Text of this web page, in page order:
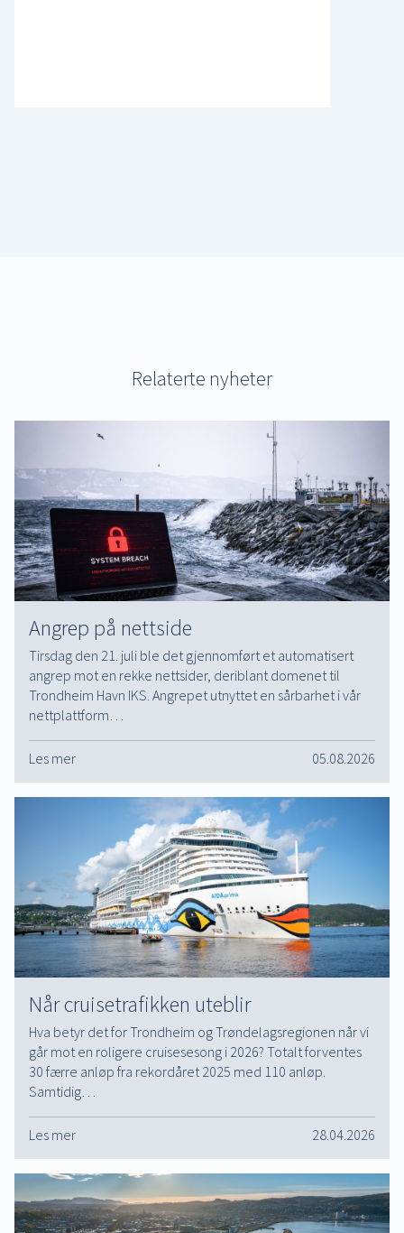
Relaterte nyheter
Angrep på nettside
Tirsdag den 21. juli ble det gjennomført et automatisert
angrep mot en rekke nettsider, deriblant domenet til
Trondheim Havn IKS. Angrepet utnyttet en sårbarhet i vår
nettplattform…
Les mer 05.08.2026
Når cruisetrafikken uteblir
Hva betyr det for Trondheim og Trøndelagsregionen når vi
går mot en roligere cruisesesong i 2026? Totalt forventes
30 færre anløp fra rekordåret 2025 med 110 anløp.
Samtidig…
Les mer 28.04.2026